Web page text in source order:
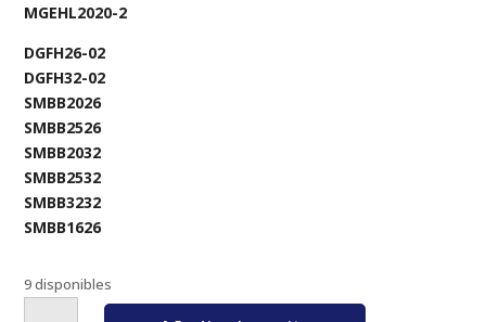
MGEHL2020-2
DGFH26-02
DGFH32-02
SMBB2026
SMBB2526
SMBB2032
SMBB2532
SMBB3232
SMBB1626
9 disponibles
MGMN200NC